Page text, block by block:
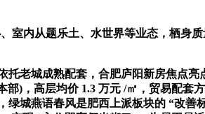
内从题乐土、水世界等业态，栖身
城成熟配套，合肥庐阳新房焦点亮
)，高层均价 1.3 万元 /㎡，贸易配套
城燕语春风是肥西上派板块的 “改